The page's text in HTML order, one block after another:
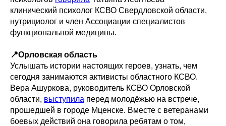
клинический психолог КСВО Свердловской области,
нутрициолог и член Ассоциации специалистов
функциональной медицины.
📍Орловская область
Услышать истории настоящих героев, узнать, чем
сегодня занимаются активисты областного КСВО.
Вера Ашуркова, руководитель КСВО Орловской
области, выступила перед молодёжью на встрече,
прошедшей в городе Мценске. Вместе с ветеранами
боевых действий она говорила ребятам о том,